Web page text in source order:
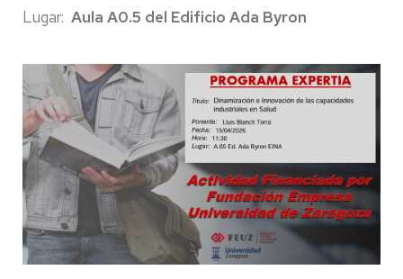
Lugar: Aula A0.5 del Edificio Ada Byron